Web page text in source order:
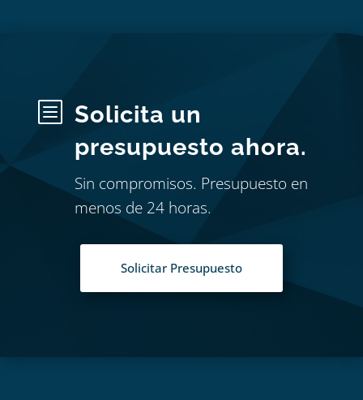
b
Solicita un
presupuesto ahora.
Sin compromisos. Presupuesto en
menos de 24 horas.
Solicitar Presupuesto